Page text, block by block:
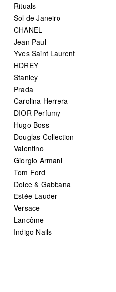
Rituals
Sol de Janeiro
CHANEL
Jean Paul
Yves Saint Laurent
HDREY
Stanley
Prada
Carolina Herrera
DIOR Perfumy
Hugo Boss
Douglas Collection
Valentino
Giorgio Armani
Tom Ford
Dolce & Gabbana
Estée Lauder
Versace
Lancôme
Indigo Nails